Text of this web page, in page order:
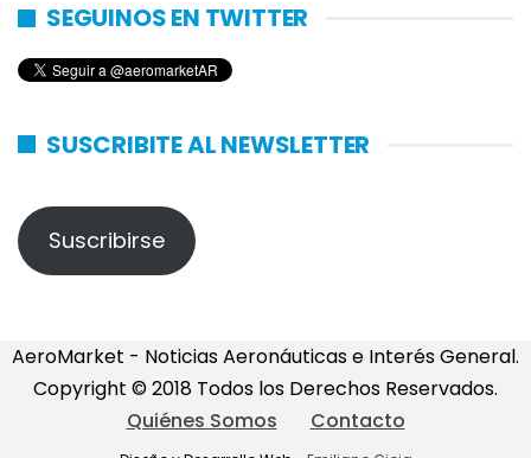
SEGUINOS EN TWITTER
SUSCRIBITE AL NEWSLETTER
Suscribirse
AeroMarket - Noticias Aeronáuticas e Interés General.
Copyright © 2018 Todos los Derechos Reservados.
Quiénes Somos
Contacto